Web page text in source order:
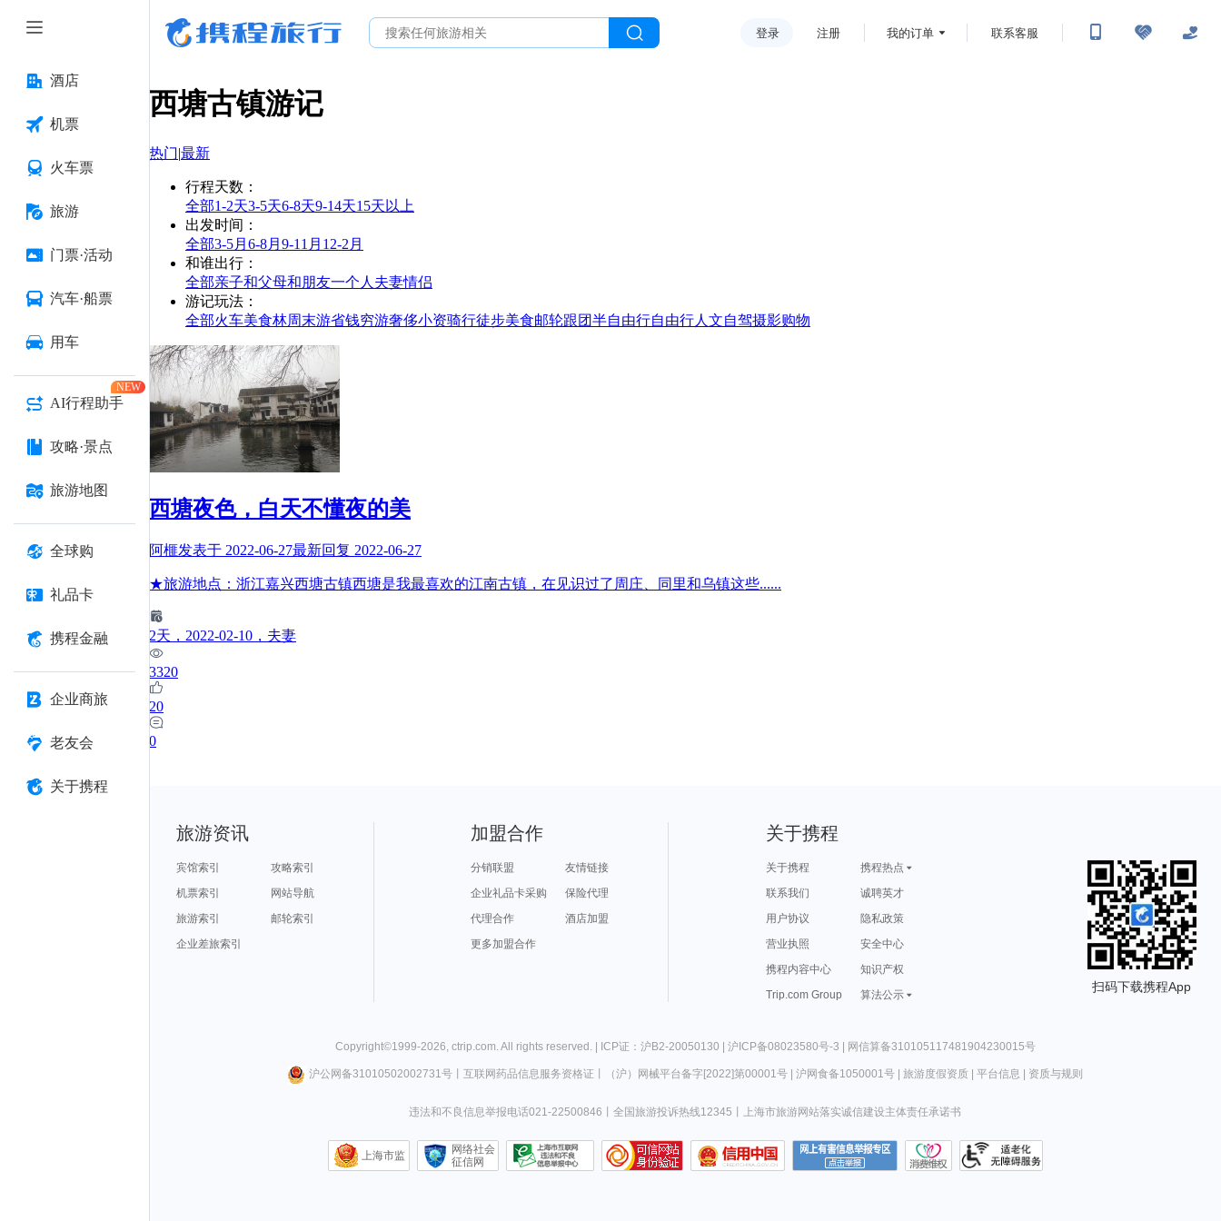
酒店
机票
火车票
旅游
门票·活动
汽车·船票
用车
AI行程助手
NEW
攻略·景点
旅游地图
全球购
礼品卡
携程金融
企业商旅
老友会
关于携程
登录 注册 我的订单 联系客服
西塘古镇游记
热门|最新
行程天数 ：
全部1-2天3-5天6-8天9-14天15天以上
出发时间 ：
全部3-5月 6-8月 9-11月 12-2月
和谁出行 ：
全部亲子和父母和朋友一个人 夫妻情侣
游记玩法 ：
全部火车美食林周末游省钱穷游奢侈小资骑行徒步美食邮轮跟团半自由行自由行人文自驾摄影购物
西塘夜色，白天不懂夜的美
阿榧发表于 2022-06-27最新回复 2022-06-27
★旅游地点：浙江嘉兴西塘古镇西塘是我最喜欢的江南古镇，在见识过了周庄、同里和乌镇这些......
2天 ，2022-02-10 ，夫妻
3320
20
0
旅游资讯
宾馆索引
攻略索引
机票索引
网站导航
旅游索引
邮轮索引
企业差旅索引
加盟合作
分销联盟
友情链接
企业礼品卡采购
保险代理
代理合作
酒店加盟
更多加盟合作
关于携程
关于携程
携程热点
联系我们
诚聘英才
用户协议
隐私政策
营业执照
安全中心
携程内容中心
知识产权
Trip.com Group
算法公示
扫码下载携程App
Copyright©1999-2026 ctrip.com . All rights reserved. | ICP证：沪B2-20050130 | 沪ICP备08023580号-3 | 网信算备310105117481904230015号
沪公网备31010502002731号丨 互联网药品信息服务资格证 （沪）网械平台备字[2022]第00001号| 沪网食备1050001号| 旅游度假资质| 平台信息 | 资质与规则
违法和不良信息举报电话021-22500846 全国旅游投诉热线12345 上海市旅游网站落实诚信建设主体责任承诺书
上海市监
网络社会
征信网